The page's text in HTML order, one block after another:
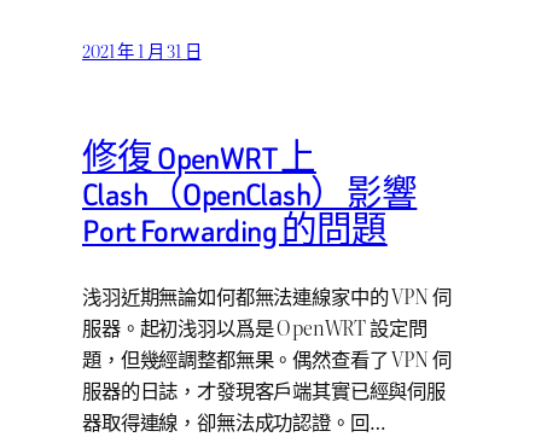
2021 年 1 月 31 日
修復 OpenWRT 上
Clash（OpenClash）影響
Port Forwarding 的問題
浅羽近期無論如何都無法連線家中的 VPN 伺
服器。起初浅羽以爲是 OpenWRT 設定問
題，但幾經調整都無果。偶然查看了 VPN 伺
服器的日誌，才發現客戶端其實已經與伺服
器取得連線，卻無法成功認證。回…